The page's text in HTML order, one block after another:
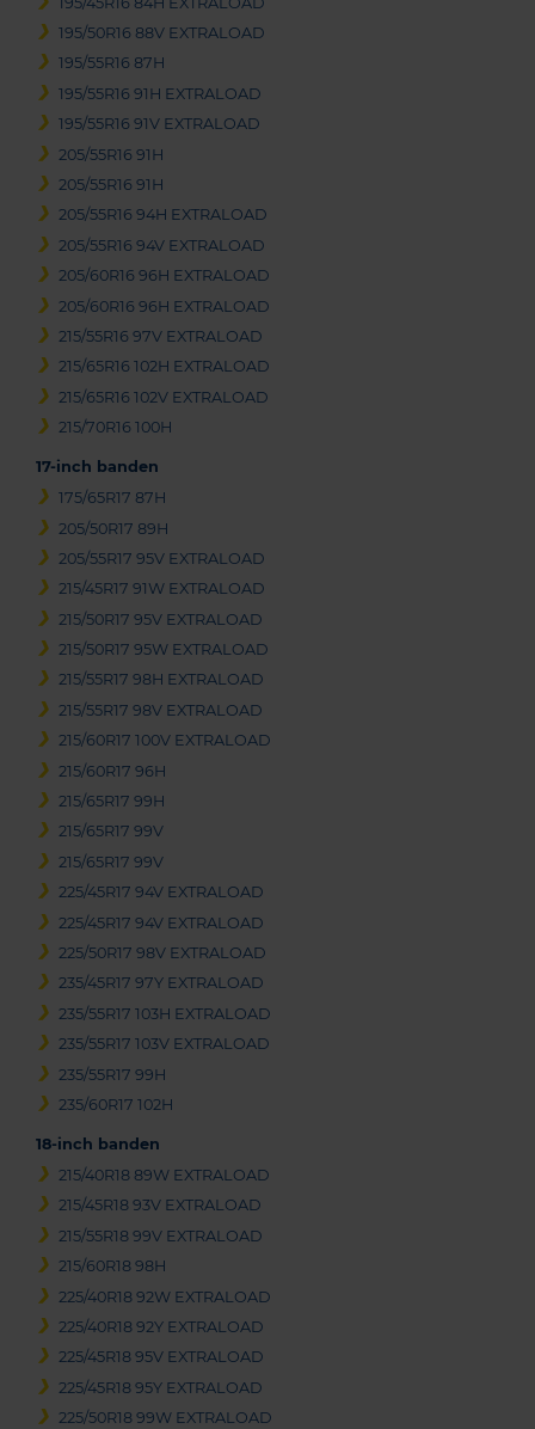
195/50R16 88V EXTRALOAD
195/55R16 87H
195/55R16 91H EXTRALOAD
195/55R16 91V EXTRALOAD
205/55R16 91H
205/55R16 91H
205/55R16 94H EXTRALOAD
205/55R16 94V EXTRALOAD
205/60R16 96H EXTRALOAD
205/60R16 96H EXTRALOAD
215/55R16 97V EXTRALOAD
215/65R16 102H EXTRALOAD
215/65R16 102V EXTRALOAD
215/70R16 100H
17-inch banden
175/65R17 87H
205/50R17 89H
205/55R17 95V EXTRALOAD
215/45R17 91W EXTRALOAD
215/50R17 95V EXTRALOAD
215/50R17 95W EXTRALOAD
215/55R17 98H EXTRALOAD
215/55R17 98V EXTRALOAD
215/60R17 100V EXTRALOAD
215/60R17 96H
215/65R17 99H
215/65R17 99V
215/65R17 99V
225/45R17 94V EXTRALOAD
225/45R17 94V EXTRALOAD
225/50R17 98V EXTRALOAD
235/45R17 97Y EXTRALOAD
235/55R17 103H EXTRALOAD
235/55R17 103V EXTRALOAD
235/55R17 99H
235/60R17 102H
18-inch banden
215/40R18 89W EXTRALOAD
215/45R18 93V EXTRALOAD
215/55R18 99V EXTRALOAD
215/60R18 98H
225/40R18 92W EXTRALOAD
225/40R18 92Y EXTRALOAD
225/45R18 95V EXTRALOAD
225/45R18 95Y EXTRALOAD
225/50R18 99W EXTRALOAD